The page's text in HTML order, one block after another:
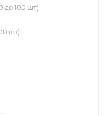
до 100 шт)
шт)